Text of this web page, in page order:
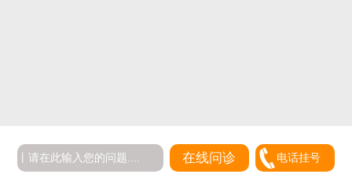
在线问诊 电话挂号